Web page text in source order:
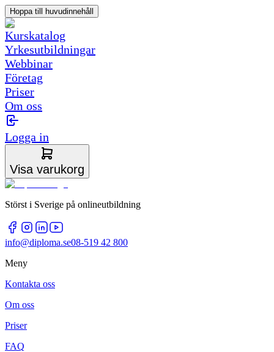
Hoppa till huvudinnehåll
Kurskatalog
Yrkesutbildningar
Webbinar
Företag
Priser
Om oss
Logga in
Visa varukorg
Störst i Sverige på onlineutbildning
info@diploma.se08-519 42 800
Meny
Kontakta oss
Om oss
Priser
FAQ